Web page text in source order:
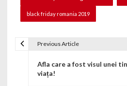
black friday romania 2019
Previous Article
Afla care a fost visul unei
viața!